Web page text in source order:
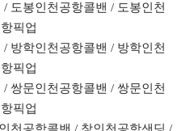
도봉인천공항콜밴 / 도봉인천
픽업
방학인천공항콜밴 / 방학인천
픽업
쌍문인천공항콜밴 / 쌍문인천
픽업